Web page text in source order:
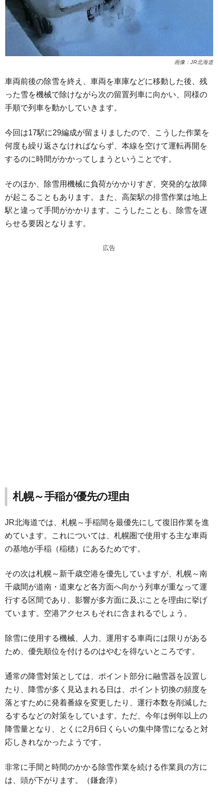
画像：JR北海道
車両前後の除雪を終え、車両を車庫などに移動した後、残
った雪を機械で除けながら次の留置列車に向かい、同様の
手順で列車を動かしていきます。
今回は17駅に29編成が留まりましたので、こうした作業を
何度も繰り返さなければならず、本線を空けて運転再開を
するのに時間がかかってしまうということです。
そのほか、除雪用機械に負荷がかかりすぎ、突発的な故障
が起こることもあります。また、高架駅の排雪作業は地上
駅と違って手間がかかります。こうしたことも、除雪を遅
らせる要因となります。
広告
札幌～手稲が優先の理由
JR北海道では、札幌～手稲間を最優先にして復旧作業を進
めています。これについては、札幌圏で使用する主な車両
の基地が手稲（稲穂）にあるためです。
その次は札幌～新千歳空港を優先していますが、札幌～南
千歳間が道南・道東など各方面へ向かう列車が重なって運
行する区間であり、影響が多方面に及ぶことを理由に挙げ
ています。空港アクセスもそれに含まれるでしょう。
除雪に使用する機械、人力、運用する車両には限りがある
ため、優先順位を付けるのはやむを得ないところです。
通常の降雪対策としては、ポイント部分に融雪器を設置し
たり、降雪が多く見込まれる日は、ポイント切換の頻度を
落とすために発着番線を変更したり、運行本数を削減した
るするなどの対策をしています。ただ、今年は例年以上の
降雪量となり、とくに2月6日くらいの集中降雪になると対
応しきれなかったようです。
非常に手間と時間のかかる除雪作業を続ける作業員の方に
は、頭が下がります。（鎌倉淳）